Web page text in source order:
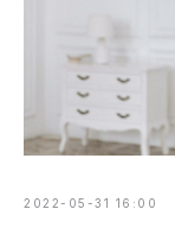
2022-05-31 16:00